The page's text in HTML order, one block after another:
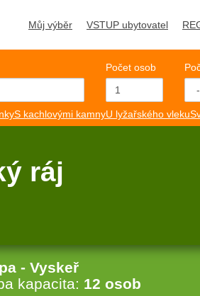
Můj výběr VSTUP ubytovatel
Počet osob
S kachlovými kamnyU lyžařského vleku
ráj
- Vyskeř
kapacita: 12 osob